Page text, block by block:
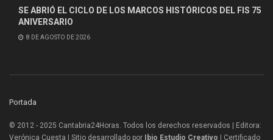
SE ABRIÓ EL CICLO DE LOS MARCOS HISTÓRICOS DEL FIS 75
ANIVERSARIO
8 DE AGOSTO DE 2026
Portada
© 2012 - 2025 Cantabria24Horas. Todos los derechos reservados | Editora:
Verónica Cuesta | Sitio desarrollado por
Ibio Estudio Creativo | Certificado